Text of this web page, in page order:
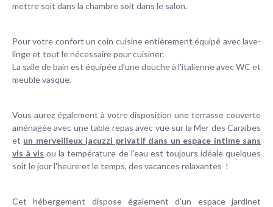
mettre soit dans la chambre soit dans le salon.
Pour votre confort un coin cuisine entièrement équipé avec lave-
linge et tout le nécessaire pour cuisiner.
La salle de bain est équipée d'une douche à l’italienne avec WC et
meuble vasque.
Vous aurez également à votre disposition une terrasse couverte
aménagée avec une table repas avec vue sur la Mer des Caraïbes
et un merveilleux jacuzzi privatif dans un espace intime sans
vis à vis ou la température de l'eau est toujours idéale quelques
soit le jour l'heure et le temps, des vacances relaxantes !
Cet hébergement dispose également d'un espace jardinet